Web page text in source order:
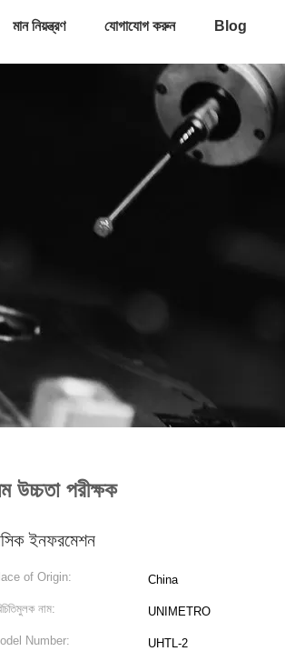
মান নিয়ন্ত্রণ যোগাযোগ করুন Blog
পরীক্ষক
ইনফরমেশন
of Origin: China
নাম: UNIMETRO
Number: UHTL-2